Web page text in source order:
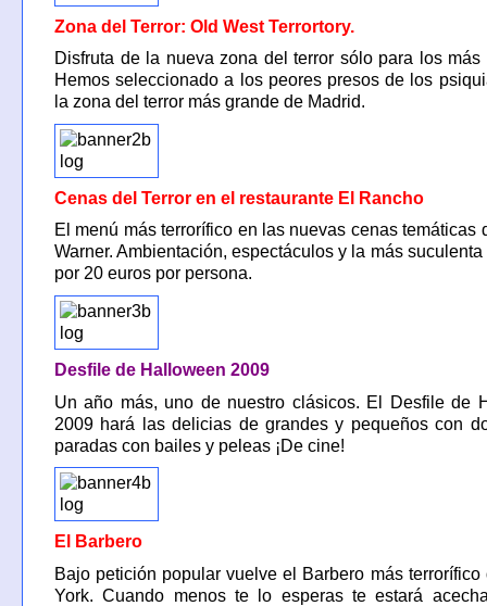
Zona del Terror: Old West Terrortory.
Disfruta de la nueva zona del terror sólo para los más
Hemos seleccionado a los peores presos de los
la zona del terror más grande de Madrid.
Cenas del Terror en el restaurante El Rancho
El menú más terrorífico en las nuevas cenas temáticas
Warner. Ambientación, espectáculos y la más
por 20 euros por persona.
Desfile de Halloween 2009
Un año más, uno de nuestro clásicos. El Desfile de
2009 hará las delicias de grandes y pequeños con
paradas con bailes y peleas ¡De cine!
El Barbero
Bajo petición popular vuelve el Barbero más terrorífico
York. Cuando menos te lo esperas te estará